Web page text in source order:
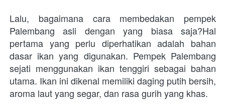
Lalu, bagaimana cara membedakan pempek
Palembang asli dengan yang biasa saja?Hal
pertama yang perlu diperhatikan adalah bahan
dasar ikan yang digunakan. Pempek Palembang
sejati menggunakan ikan tenggiri sebagai bahan
utama. Ikan ini dikenal memiliki daging putih bersih,
aroma laut yang segar, dan rasa gurih yang khas.